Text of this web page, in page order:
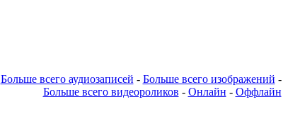
Больше всего аудиозаписей - Больше всего изображений -
Больше всего видеороликов - Онлайн - Оффлайн